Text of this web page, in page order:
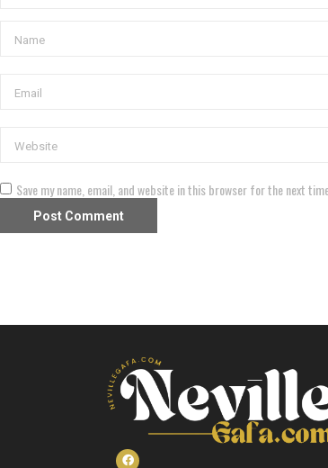
Save my name, email, and website in this browser for the next